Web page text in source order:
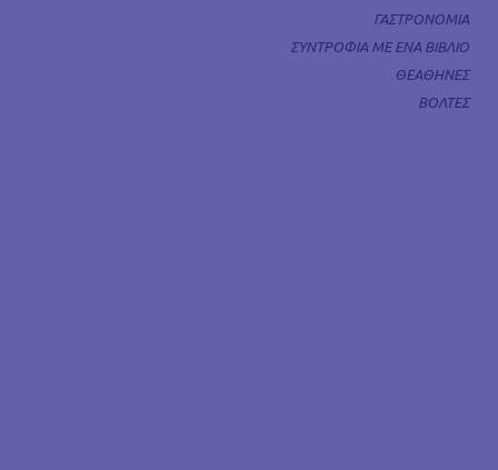
ΓΑΣΤΡΟΝΟΜΙΑ
ΣΥΝΤΡΟΦΙΑ ΜΕ ΕΝΑ ΒΙΒΛΙΟ
ΘΕΑΘΗΝΕΣ
ΒΟΛΤΕΣ